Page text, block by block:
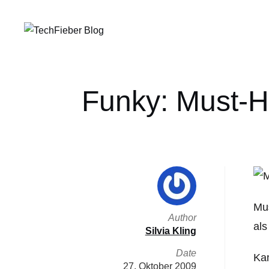
Funky: Must-
Author
Silvia Kling
Date
27. Oktober 2009